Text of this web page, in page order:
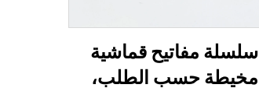
سلسلة مفاتيح قماشية
مخيطة حسب الطلب،